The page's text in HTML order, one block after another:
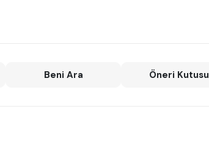
Beni Ara Öneri Kutusu